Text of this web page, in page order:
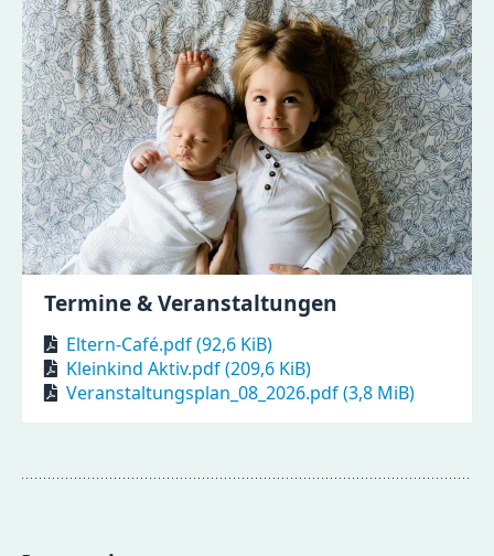
Termine & Veranstaltungen
Eltern-Café.pdf(92,6 KiB)
Kleinkind Aktiv.pdf(209,6 KiB)
Veranstaltungsplan_08_2026.pdf(3,8 MiB)